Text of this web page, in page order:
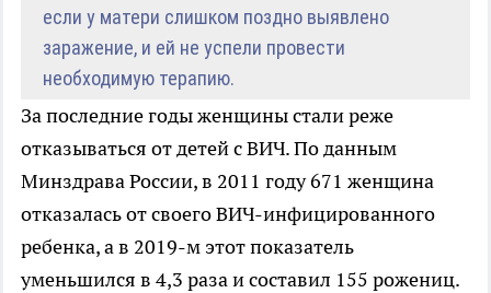
если у матери слишком поздно выявлено
заражение, и ей не успели провести
необходимую терапию.
За последние годы женщины стали реже
отказываться от детей с ВИЧ. По данным
Минздрава России, в 2011 году 671 женщина
отказалась от своего ВИЧ-инфицированного
ребенка, а в 2019-м этот показатель
уменьшился в 4,3 раза и составил 155 рожениц.